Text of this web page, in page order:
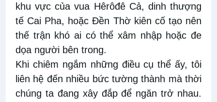
khu vực của vua Hêrôđê Cả, dinh thượng
tế Cai Pha, hoặc Đền Thờ kiên cố tạo nên
thế trận khó ai có thể xâm nhập hoặc đe
dọa người bên trong.
Khi chiêm ngắm những điều cụ thể ấy, tôi
liên hệ đến nhiều bức tường thành mà thời
chúng ta đang xây đắp để ngăn trở nhau.